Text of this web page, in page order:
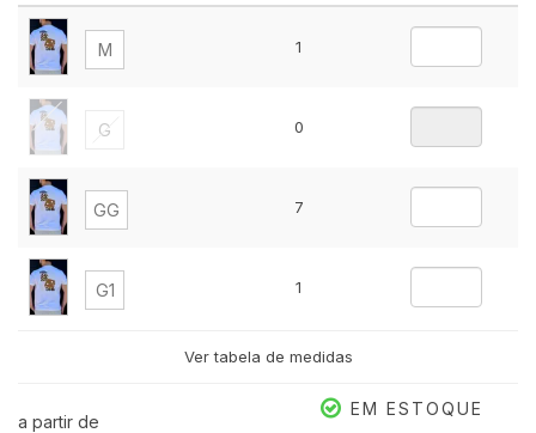
M 1
G 0
GG 7
G1 1
6
Ver tabela de medidas
a partir de
EM ESTOQUE